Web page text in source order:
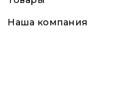
Наша компания